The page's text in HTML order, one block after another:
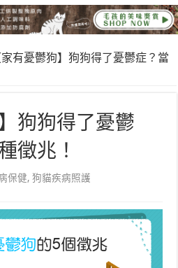
家有憂鬱狗】狗狗得了憂鬱症？當
狗狗得了憂鬱
徵兆！
保健,狗貓疾病照護